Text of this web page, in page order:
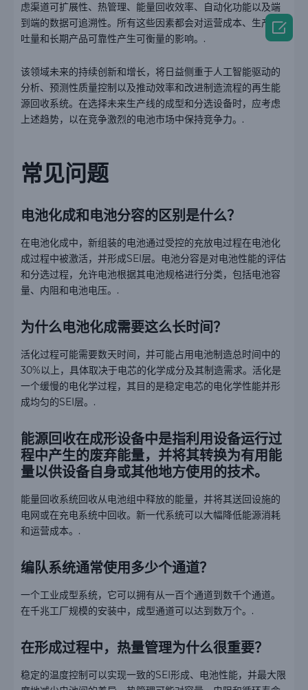
虑渠道可扩展性、热管理、能量回收效率、自动化功能以及端
到端的数据可追溯性。所有这些因素都会对运营成本、生产吞
吐量和长期产品可靠性产生可衡量的影响。.
该领域未来的持续创新和增长，将日益侧重于人工智能驱动的
分析、预测性质量控制以及推动效率和改进制造流程的再生能
源回收系统。在选择未来生产线的成型和分选设备时，应考虑
上述趋势，以在竞争激烈的电池市场中保持竞争力。.
常见问题
电池化成和电池分容的区别是什么？
在电池化成中，新组装的电池通过受控的充放电过程在电池化
成过程中被激活，并形成SEI层。电池分容是对电池性能的评估
和分选过程，允许电池根据其电池规格进行分类，包括电池容
量、内阻和电池电压。.
为什么电池化成需要这么长时间？
活化过程可能需要数天时间，并可能占用电池制造总时间中的
30%以上，具体取决于电芯的化学成分及其制造需求。活化是
一个缓慢的电化学过程，其目的是稳定电芯的电化学性能并形
成均匀的SEI层。.
能源回收在成形设备中是指利用设备运行过
程中产生的废弃能量，并将其转换为有用能
量以供设备自身或其他地方使用的技术。
能量回收系统回收从电池组中释放的能量，并将其送回设施的
电网或在充电系统中回收。新一代系统可以大幅降低能源消耗
和运营成本。.
编队系统通常使用多少个通道？
一个工业成型系统，它可以拥有从一百个通道到数千个通道。
在千兆工厂规模的安装中，成型通道可以达到数万个。.
在形成过程中，热量管理为什么很重要？
稳定的温度控制可以实现一致的SEI形成、电池性能，并最大限
